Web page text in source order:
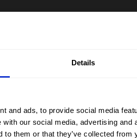
Details
and ads, to provide social media
our social media, advertising
to them or that they’ve collected